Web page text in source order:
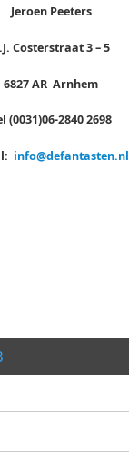
Jeroen Peeters
Costerstraat 3 – 5
6827 AR Arnhem
(0031)06-2840 2698
info@defantasten.nl